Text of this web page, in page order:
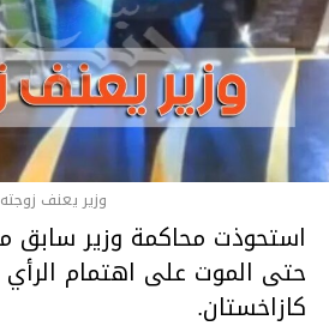
وزير يعنف
استحوذت محاكمة وزير سابق
حتى الموت على اهتمام
كازاخستان.